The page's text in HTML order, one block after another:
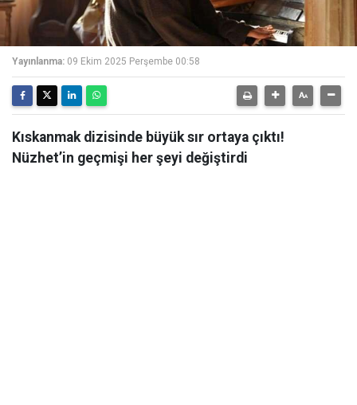
Yayınlanma: 09 Ekim 2025 Perşembe 00:58
Kıskanmak dizisinde büyük sır ortaya çıktı!
Nüzhet’in geçmişi her şeyi değiştirdi